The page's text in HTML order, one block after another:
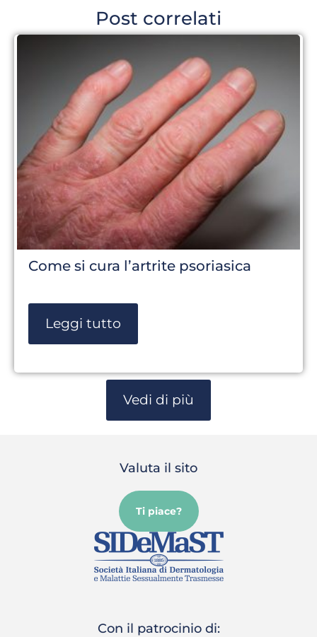
Post correlati
Come si cura l’artrite psoriasica
Leggi tutto
Vedi di più
Valuta il sito
Ti piace?
Con il patrocinio di: